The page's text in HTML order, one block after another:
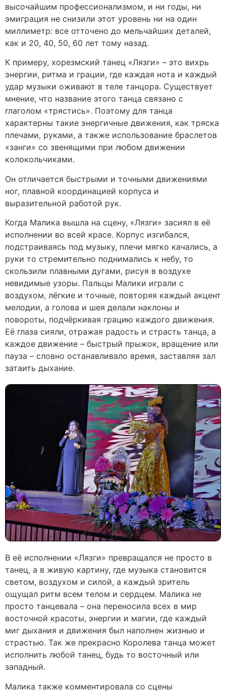
высочайшим профессионализмом, и ни годы, ни
эмиграция не снизили этот уровень ни на один
миллиметр: все отточено до мельчайших деталей,
как и 20, 40, 50, 60 лет тому назад.
К примеру, хорезмский танец «Лязги» – это вихрь
энергии, ритма и грации, где каждая нота и каждый
удар музыки оживают в теле танцора. Существует
мнение, что название этого танца связано с
глаголом «трястись». Поэтому для танца
характерны такие энергичные движения, как тряска
плечами, руками, а также использование браслетов
«занги» со звенящими при любом движении
колокольчиками.
Он отличается быстрыми и точными движениями
ног, плавной координацией корпуса и
выразительной работой рук.
Когда Малика вышла на сцену, «Лязги» засиял в её
исполнении во всей красе. Корпус изгибался,
подстраиваясь под музыку, плечи мягко качались, а
руки то стремительно поднимались к небу, то
скользили плавными дугами, рисуя в воздухе
невидимые узоры. Пальцы Малики играли с
воздухом, лёгкие и точные, повторяя каждый акцент
мелодии, а голова и шея делали наклоны и
повороты, подчёркивая грацию каждого движения.
Её глаза сияли, отражая радость и страсть танца, а
каждое движение – быстрый прыжок, вращение или
пауза – словно останавливало время, заставляя зал
затаить дыхание.
В её исполнении «Лязги» превращался не просто в
танец, а в живую картину, где музыка становится
светом, воздухом и силой, а каждый зритель
ощущал ритм всем телом и сердцем. Малика не
просто танцевала – она переносила всех в мир
восточной красоты, энергии и магии, где каждый
миг дыхания и движения был наполнен жизнью и
страстью. Так же прекрасно Королева танца может
исполнить любой танец, будь то восточный или
западный.
Малика также комментировала со сцены